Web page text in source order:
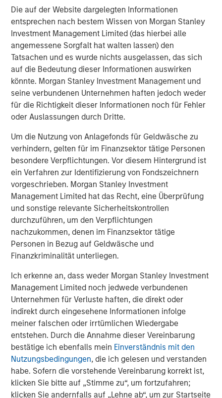
Die auf der Website dargelegten Informationen
entsprechen nach bestem Wissen von Morgan Stanley
Investment Management Limited (das hierbei alle
angemessene Sorgfalt hat walten lassen) den
Tatsachen und es wurde nichts ausgelassen, das sich
auf die Bedeutung dieser Informationen auswirken
könnte. Morgan Stanley Investment Management und
seine verbundenen Unternehmen haften jedoch weder
für die Richtigkeit dieser Informationen noch für Fehler
oder Auslassungen durch Dritte.
Um die Nutzung von Anlagefonds für Geldwäsche zu
verhindern, gelten für im Finanzsektor tätige Personen
besondere Verpflichtungen. Vor diesem Hintergrund ist
ein Verfahren zur Identifizierung von Fondszeichnern
vorgeschrieben. Morgan Stanley Investment
Management Limited hat das Recht, eine Überprüfung
und sonstige relevante Sicherheitskontrollen
durchzuführen, um den Verpflichtungen
nachzukommen, denen im Finanzsektor tätige
Personen in Bezug auf Geldwäsche und
Finanzkriminalität unterliegen.
Ich erkenne an, dass weder Morgan Stanley Investment
Management Limited noch jedwede verbundenen
Unternehmen für Verluste haften, die direkt oder
indirekt durch eingesehene Informationen infolge
meiner falschen oder irrtümlichen Wiedergabe
entstehen. Durch die Annahme dieser Vereinbarung
bestätige ich ebenfalls mein Einverständnis mit den
Nutzungsbedingungen, die ich gelesen und verstanden
habe. Sofern die vorstehende Vereinbarung korrekt ist,
klicken Sie bitte auf „Stimme zu“, um fortzufahren;
klicken Sie andernfalls auf „Lehne ab“, um zur Startseite
affiliates (collectively “the Firm”), and may not be reflected in all
the strategies and products that the Firm offers.
This material is a general communication, which is not impartial
and all information provided has been prepared solely for
informational and educational purposes and does not constitute
an offer or a recommendation to buy or sell any particular
security or to adopt any specific investment strategy. The
information herein has not been based on a consideration of any
individual investor circumstances and is not investment advice,
nor should it be construed in any way as tax, accounting, legal
or regulatory advice. To that end, investors should seek
independent legal and financial advice, including advice as to
tax consequences, before making any investment decision.
The Firm has not authorised financial intermediaries to use and
to distribute this material, unless such use and distribution is
made in accordance with applicable law and regulation.
Additionally, financial intermediaries are required to satisfy
themselves that the information in this material is appropriate for
any person to whom they provide this material in view of that
person’s circumstances and purpose. The Firm shall not be liable
for, and accepts no liability for, the use or misuse of this material
by any such financial intermediary.
This material may be translated into other languages. Where
such a translation is made this English version remains definitive.
If there are any discrepancies between the English version and
any version of this material in another language, the English
version shall prevail.
indirectly reproduced, copied, modified, used to create a
derivative work, performed, displayed, published, posted,
licensed, framed, distributed or transmitted or any of its
contents disclosed to third parties without the Firm’s express
written consent. This material may not be linked to unless such
hyperlink is for personal and non-commercial use. All
information contained herein is proprietary and is protected
under copyright and other applicable law.
Eaton Vance is part of Morgan Stanley Investment Management.
Morgan Stanley Investment Management is the asset
management division of Morgan Stanley.
DISTRIBUTION